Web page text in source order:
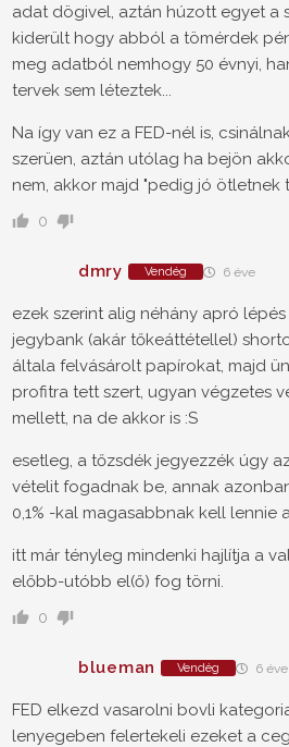
adat dögivel, aztán húzott egyet a
kiderült hogy abból a tömérdek
meg adatból nemhogy 50 évnyi,
tervek sem léteztek...
Na így van ez a FED-nél is,
szerüen, aztán utólag ha bejön
nem, akkor majd "pedig jó ötletnek
0
dmry Vendég 6 éve
ezek szerint alig néhány apró
jegybank (akár tőkeáttétellel)
általa felvásárolt papírokat, majd
profitra tett szert, ugyan végzetes
mellett, na de akkor is :S
esetleg, a tőzsdék jegyezzék úgy
vételit fogadnak be, annak
0,1% -kal magasabbnak kell lennie
itt már tényleg mindenki hajlítja a
előbb-utóbb el(ő) fog törni.
0
blueman Vendég 6 éve
FED elkezd vasarolni bovli
lenyegeben felertekeli ezeket a